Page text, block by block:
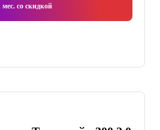
мес. со скидкой